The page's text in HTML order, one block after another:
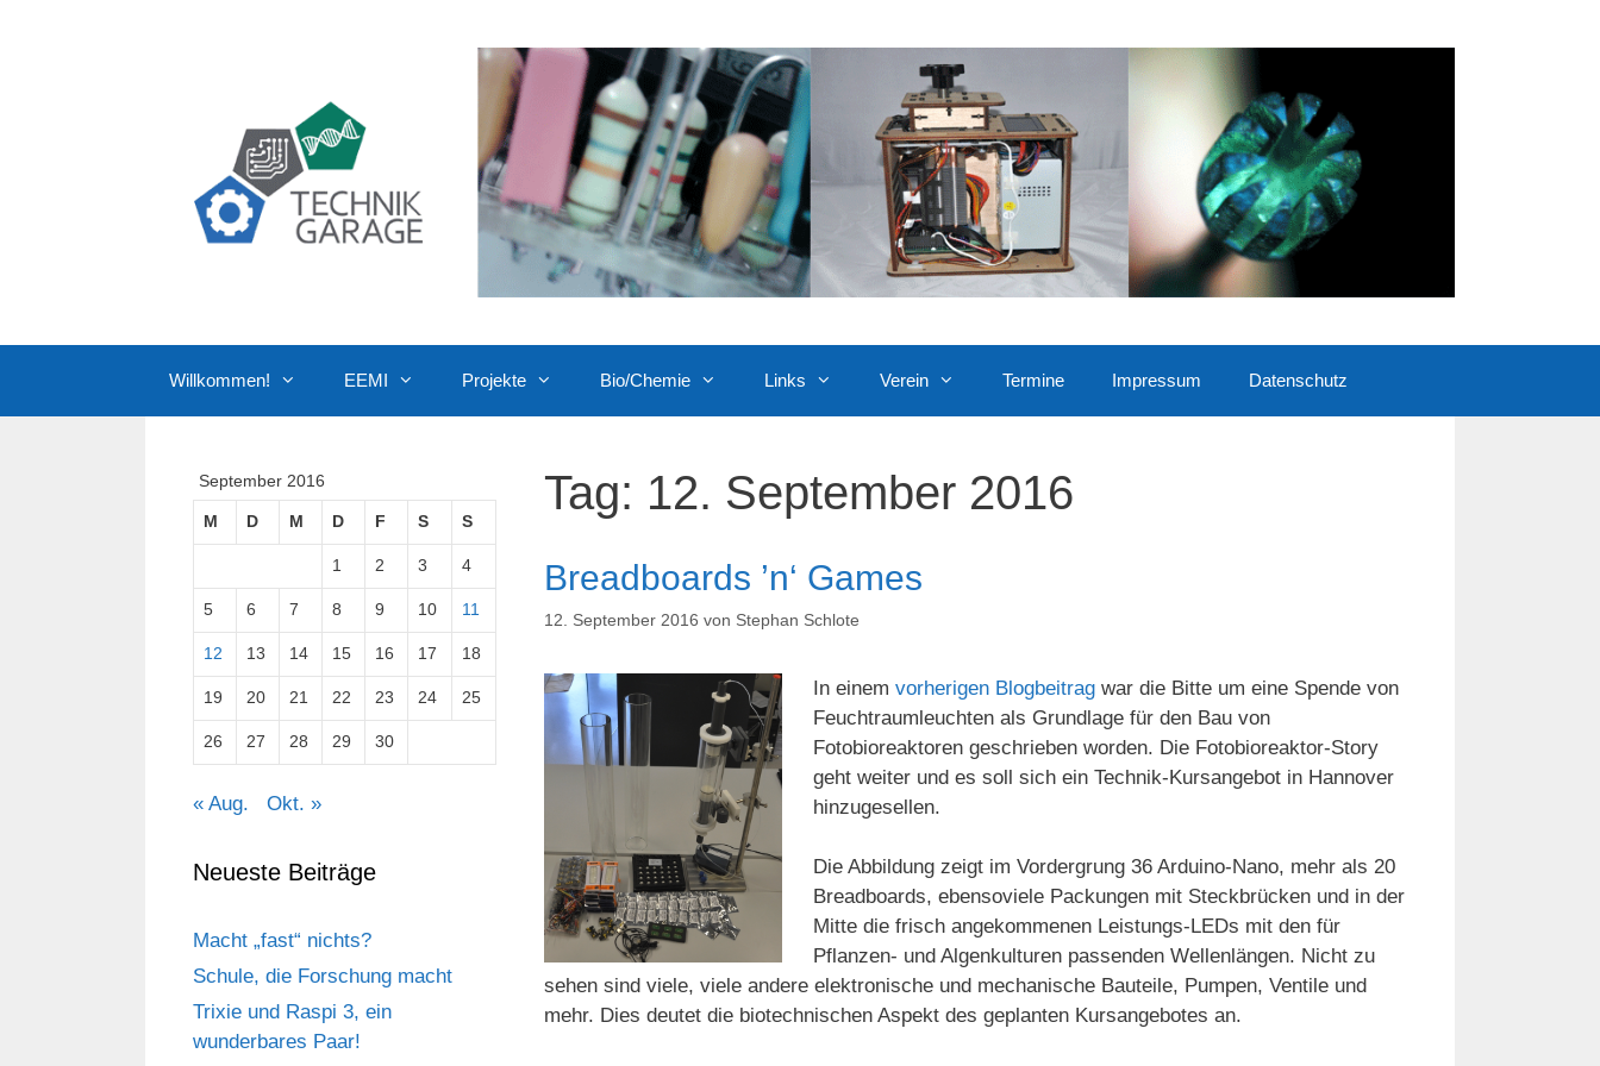
Willkommen! EEMI Projekte Bio/Chemie Links Verein Termine Impressum Datenschutz
Tag: 12. September 2016
Breadboards ’n‘ Games
12. September 2016 von Stephan Schlote
In einem vorherigen Blogbeitragwar die Bitte um eine Spende von
Feuchtraumleuchten als Grundlage für den Bau von
Fotobioreaktoren geschrieben worden. Die Fotobioreaktor-Story
geht weiter und es soll sich ein Technik-Kursangebot in Hannover
hinzugesellen.
Die Abbildung zeigt im Vordergrung 36 Arduino-Nano, mehr als 20
Breadboards, ebensoviele Packungen mit Steckbrücken und in der
Mitte die frisch angekommenen Leistungs-LEDs mit den für
Pflanzen- und Algenkulturen passenden Wellenlängen. Nicht zu
sehen sind viele, viele andere elektronische und mechanische Bauteile, Pumpen, Ventile und
mehr. Dies deutet die biotechnischen Aspekt des geplanten Kursangebotes an.
September 2016
M D M D F S S
1 2 3 4
5 6 7 8 9 10 11
12 13 14 15 16 17 18
19 20 21 22 23 24 25
26 27 28 29 30
« Aug. Okt. »
Neueste Beiträge
Macht „fast“ nichts?
Schule, die Forschung macht
Trixie und Raspi 3, ein
wunderbares Paar!